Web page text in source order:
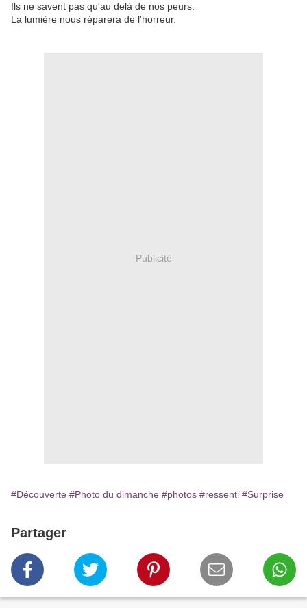
Ils ne savent pas qu'au delà de nos peurs.
La lumière nous réparera de l'horreur.
Publicité
#Découverte #Photo du dimanche #photos #ressenti #Surprise
Partager